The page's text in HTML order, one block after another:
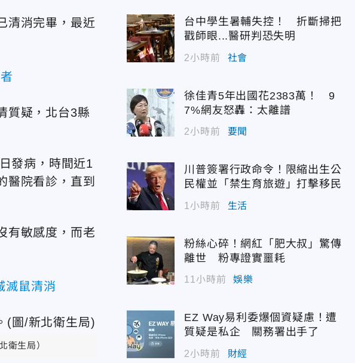
清消完畢，最近
質疑，北台3縣
發病，時間近1
醫院看診，直到
有敏感度，而老
滅鼠清消
衛生局）
台中學生暑輔失控！ 折斷掃把
戳師眼...醫研判恐失明
2小時前 社會
徐佳青5年出國花2383萬！ 9
7%網友怒轟：太離譜
2小時前 要聞
川普簽署行政命令！限縮出生公
民權並「禁生育旅遊」打擊移民
1小時前 生活
粉絲心碎！網紅「肥大叔」驚傳
離世 粉專證實噩耗
11小時前 娛樂
EZ Way易利委爆個資疑慮！遭
質疑是私企 關務署出手了
2小時前 財經